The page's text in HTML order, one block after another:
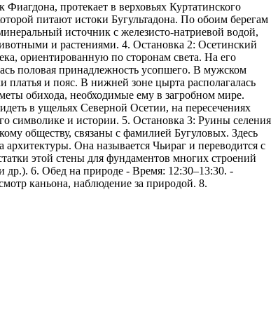
протекает в верховьях Куртатинского
питают истоки Бугультадона. По обоим берегам
источник с железисто-натриевой водой,
и растениями. 4. Остановка 2: Осетинский
ориентированную по сторонам света. На его
половая принадлежность усопшего. В мужском
и пояс. В нижней зоне цырта располагалась
обихода, необходимые ему в загробном мире.
в ущельях Северной Осетии, на пересечениях
символике и истории. 5. Остановка 3: Руины селения
обществу, связаны с фамилией Бугуловых. Здесь
Она называется Чьираг и переводится с
этой стены для фундаментов многих строений
др.). 6. Обед на природе - Время: 12:30–13:30. -
каньона, наблюдение за природой. 8.